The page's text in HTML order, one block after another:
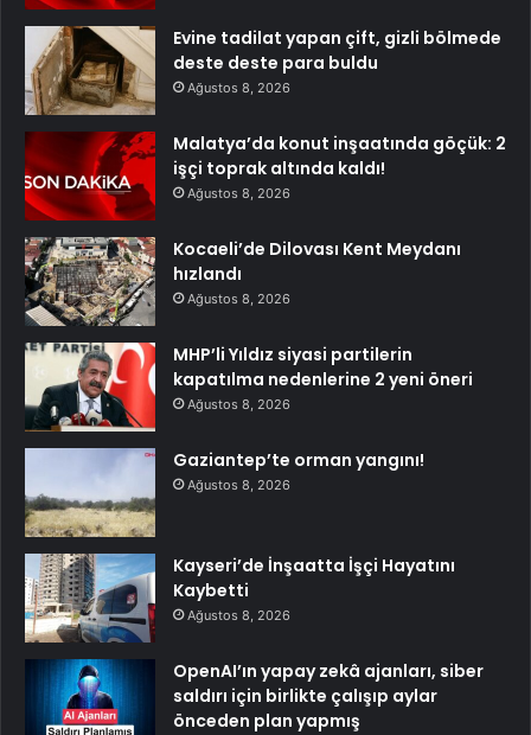
Evine tadilat yapan çift, gizli bölmede
deste deste para buldu
Ağustos 8, 2026
Malatya’da konut inşaatında göçük: 2
işçi toprak altında kaldı!
Ağustos 8, 2026
Kocaeli’de Dilovası Kent Meydanı
hızlandı
Ağustos 8, 2026
MHP’li Yıldız siyasi partilerin
kapatılma nedenlerine 2 yeni öneri
Ağustos 8, 2026
Gaziantep’te orman yangını!
Ağustos 8, 2026
Kayseri’de İnşaatta İşçi Hayatını
Kaybetti
Ağustos 8, 2026
OpenAI’ın yapay zekâ ajanları, siber
saldırı için birlikte çalışıp aylar
önceden plan yapmış